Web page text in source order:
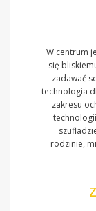
W centrum
się
zadawać
technologia
zakresu
rodzinie,